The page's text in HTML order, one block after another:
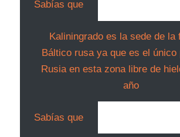
Sabías que
Kaliningrado es la sede de la
Báltico rusa ya que es el único
Rusia en esta zona libre de
año
Sabías que